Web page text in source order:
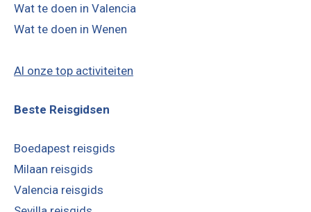
Wat te doen in Valencia
Wat te doen in Wenen
Al onze top activiteiten
Beste Reisgidsen
Boedapest reisgids
Milaan reisgids
Valencia reisgids